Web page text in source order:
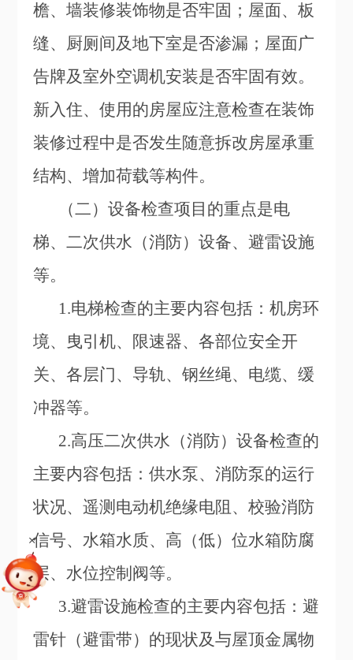
檐、墙装修装饰物是否牢固；屋面、板
缝、厨厕间及地下室是否渗漏；屋面广
告牌及室外空调机安装是否牢固有效。
新入住、使用的房屋应注意检查在装饰
装修过程中是否发生随意拆改房屋承重
结构、增加荷载等构件。
（二）设备检查项目的重点是电
梯、二次供水（消防）设备、避雷设施
等。
1.电梯检查的主要内容包括：机房环
境、曳引机、限速器、各部位安全开
关、各层门、导轨、钢丝绳、电缆、缓
冲器等。
2.高压二次供水（消防）设备检查的
主要内容包括：供水泵、消防泵的运行
状况、遥测电动机绝缘电阻、校验消防
信号、水箱水质、高（低）位水箱防腐
层、水位控制阀等。
3.避雷设施检查的主要内容包括：避
雷针（避雷带）的现状及与屋顶金属物
+